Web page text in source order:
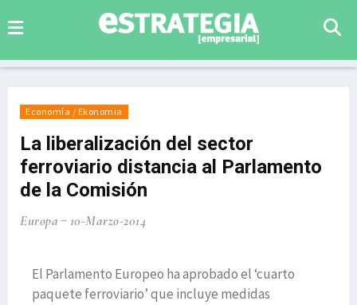
Economía / Ekonomia
La liberalización del sector
ferroviario distancia al Parlamento
de la Comisión
Europa 10-Marzo-2014
El Parlamento Europeo ha aprobado el ‘cuarto
paquete ferroviario’ que incluye medidas